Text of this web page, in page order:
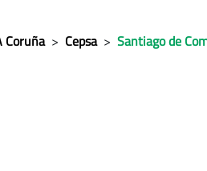
Coruña > Cepsa > Santiago de